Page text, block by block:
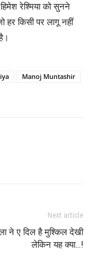
रेश्‍मिया को सुनने
हर किसी पर लागू नहीं
Manoj Muntashir
Next article
ने ए दिल है मुश्‍किल देखी
लेकिन यह क्‍या…!